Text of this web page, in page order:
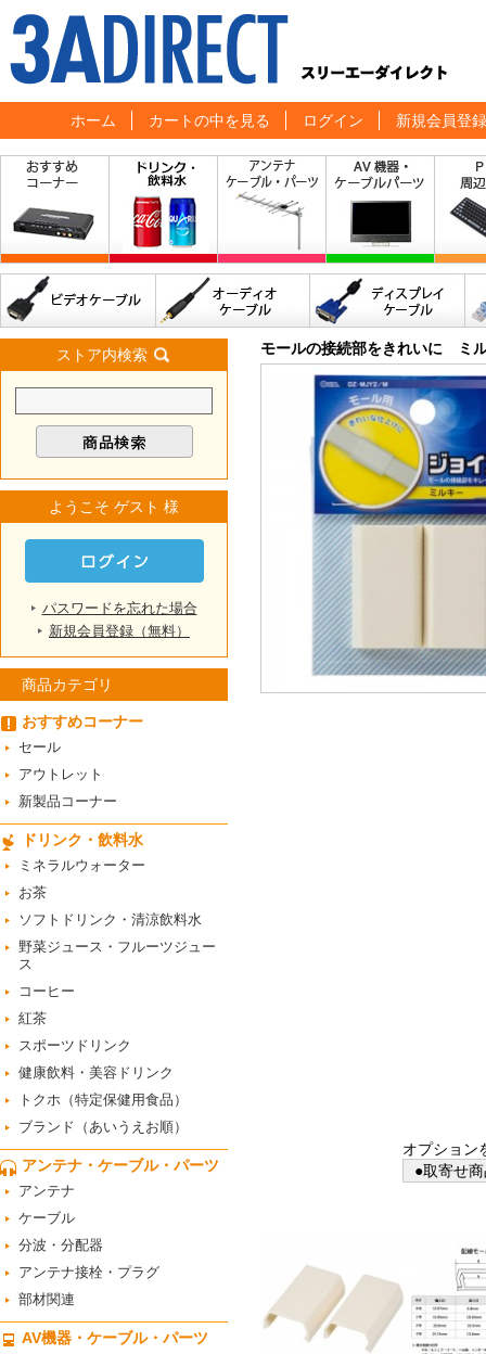
ホーム カートの中を見る ログイン 新規会員登録
ストア内検索
ようこそ ゲスト 様
パスワードを忘れた場合
新規会員登録（無料）
商品カテゴリ
おすすめコーナー
セール
アウトレット
新製品コーナー
ドリンク・飲料水
ミネラルウォーター
お茶
ソフトドリンク・清涼飲料水
野菜ジュース・フルーツジュー
ス
コーヒー
紅茶
スポーツドリンク
健康飲料・美容ドリンク
トクホ（特定保健用食品）
ブランド（あいうえお順）
アンテナ・ケーブル・パーツ
アンテナ
ケーブル
分波・分配器
アンテナ接栓・プラグ
部材関連
AV機器・ケーブル・パーツ
モールの接続部をきれいに
オプション
●取寄せ